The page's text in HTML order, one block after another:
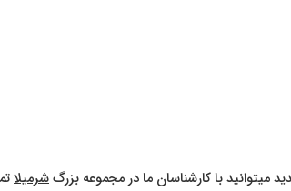
میتوانید با کارشناسان ما در مجموعه بزرگشرمیلا